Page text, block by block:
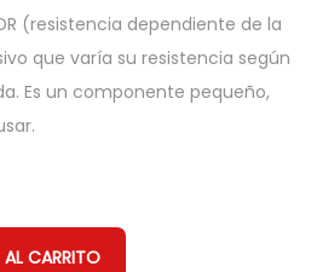
(resistencia dependiente de la
que varía su resistencia según
Es un componente pequeño,
AL CARRITO